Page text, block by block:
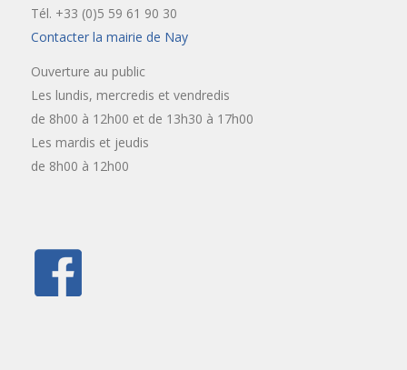
Tél. +33 (0)5 59 61 90 30
Contacter la mairie de Nay
Ouverture au public
Les lundis, mercredis et vendredis
de 8h00 à 12h00 et de 13h30 à 17h00
Les mardis et jeudis
de 8h00 à 12h00